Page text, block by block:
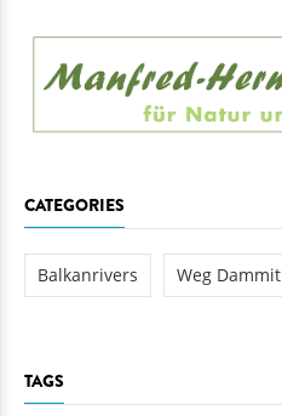
CATEGORIES
Balkanrivers Weg Dammit
TAGS